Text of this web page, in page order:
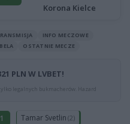
Korona Kielce
INFO MECZOWE
OSTATNIE MECZE
PLN W LVBET!
legalnych bukmacherów. Hazard
Tamar Svetlin (2)